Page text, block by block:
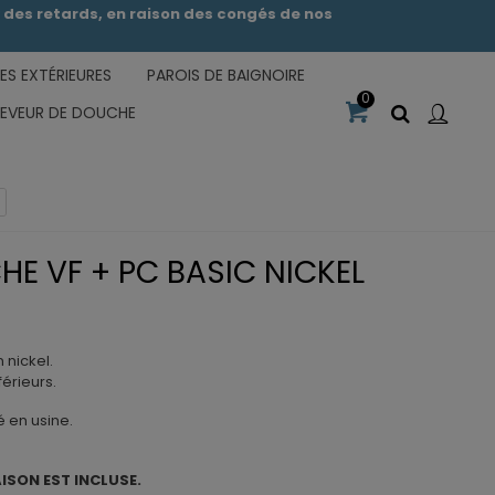
retards, en raison des congés de nos
EXTÉRIEURES
PAROIS DE BAIGNOIRE
DE DOUCHE
0
VF + PC BASIC NICKEL
nickel.
en usine.
EST INCLUSE.